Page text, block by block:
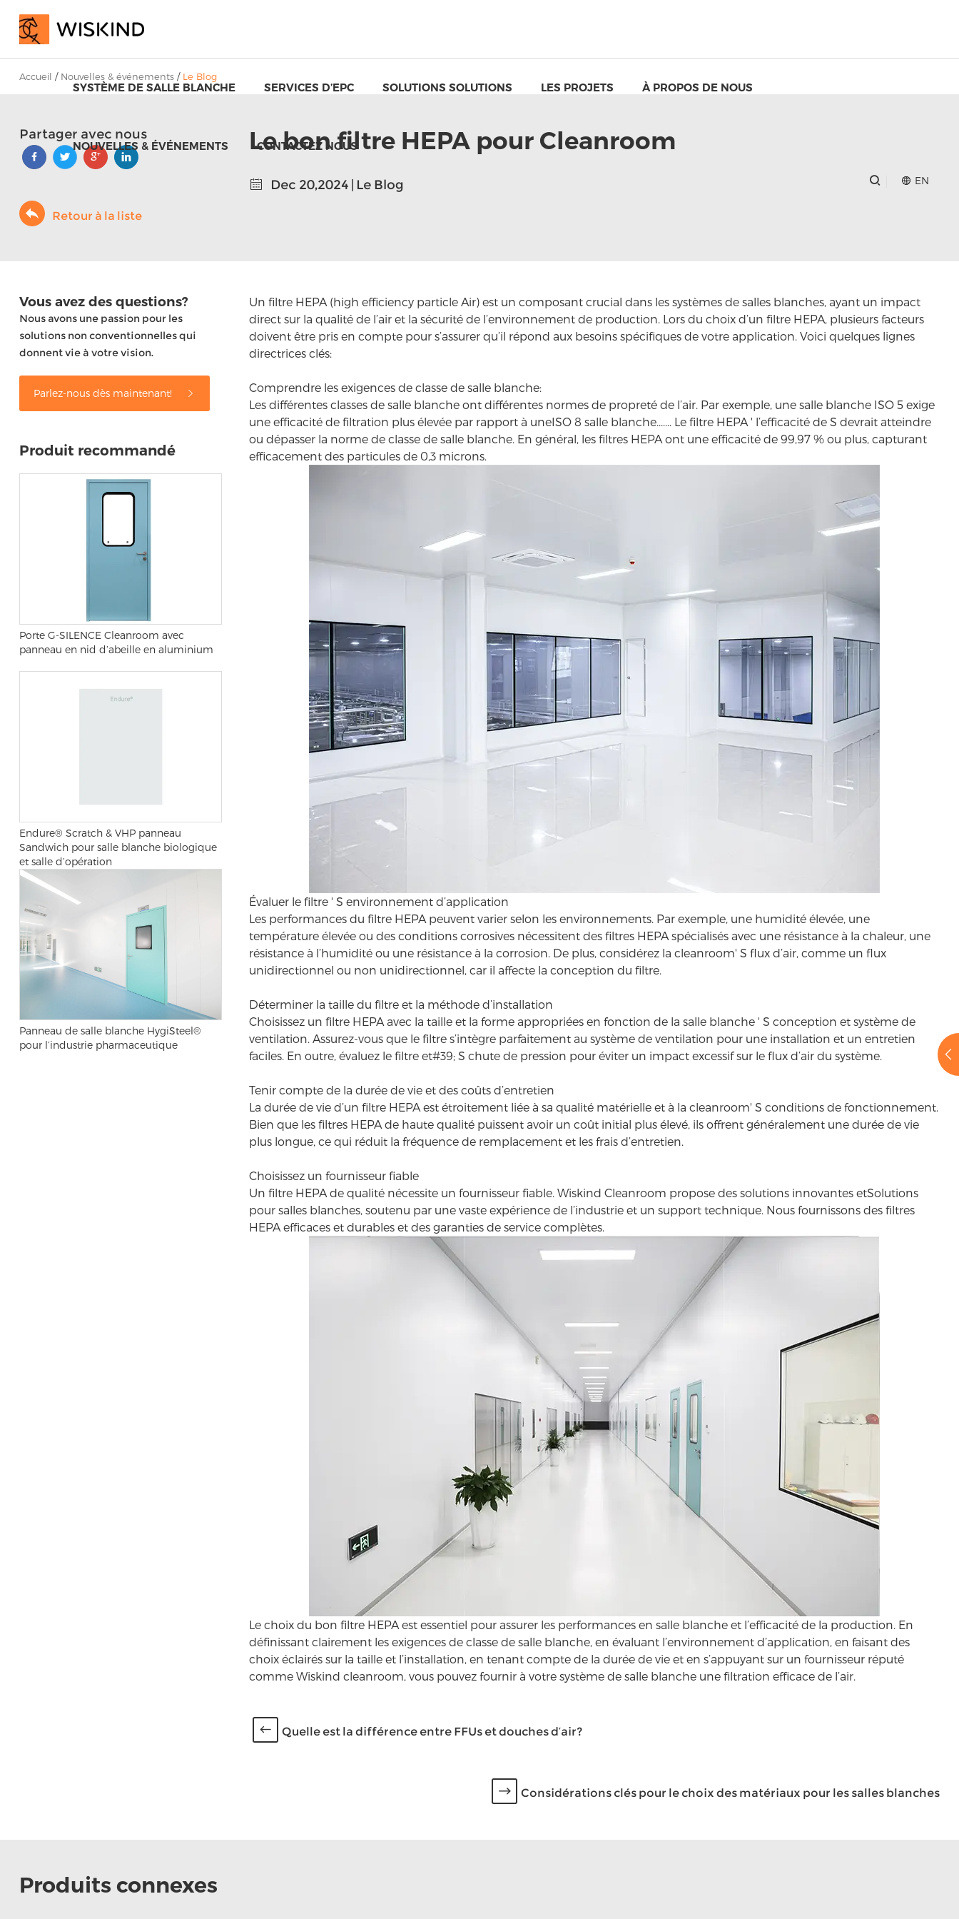
SYSTÈME DE SALLE BLANCHE SERVICES D’EPC SOLUTIONS SOLUTIONS LES PROJETS À PROPOS DE NOUS
NOUVELLES & ÉVÉNEMENTS CONTACTEZ NOUS
EN
Accueil / Nouvelles & événements/ Le Blog
Le bon filtre HEPA pour Cleanroom
Dec 20,2024 | Le Blog
Partager avec nous
Retour à la liste
Vous avez des questions?
Nous avons une passion pour les
solutions non conventionnelles qui
donnent vie à votre vision.
Parlez-nous dès maintenant!
Produit recommandé
Porte G-SILENCE Cleanroom avec
panneau en nid d’abeille en aluminium
Endure® Scratch & VHP panneau
Sandwich pour salle blanche biologique
et salle d’opération
Panneau de salle blanche HygiSteel®
pour l’industrie pharmaceutique
Un filtre HEPA (high efficiency particle Air) est un composant crucial dans les systèmes de salles blanches, ayant un impact
direct sur la qualité de l’air et la sécurité de l’environnement de production. Lors du choix d’un filtre HEPA, plusieurs facteurs
doivent être pris en compte pour s’assurer qu’il répond aux besoins spécifiques de votre application. Voici quelques lignes
directrices clés:
Comprendre les exigences de classe de salle blanche:
Les différentes classes de salle blanche ont différentes normes de propreté de l’air. Par exemple, une salle blanche ISO 5 exige
une efficacité de filtration plus élevée par rapport à uneISO 8 salle blanche....... Le filtre HEPA ' l’efficacité de S devrait atteindre
ou dépasser la norme de classe de salle blanche. En général, les filtres HEPA ont une efficacité de 99,97 % ou plus, capturant
efficacement des particules de 0,3 microns.
Évaluer le filtre ' S environnement d’application
Les performances du filtre HEPA peuvent varier selon les environnements. Par exemple, une humidité élevée, une
température élevée ou des conditions corrosives nécessitent des filtres HEPA spécialisés avec une résistance à la chaleur, une
résistance à l’humidité ou une résistance à la corrosion. De plus, considérez la cleanroom' S flux d’air, comme un flux
unidirectionnel ou non unidirectionnel, car il affecte la conception du filtre.
Déterminer la taille du filtre et la méthode d’installation
Choisissez un filtre HEPA avec la taille et la forme appropriées en fonction de la salle blanche ' S conception et système de
ventilation. Assurez-vous que le filtre s’intègre parfaitement au système de ventilation pour une installation et un entretien
faciles. En outre, évaluez le filtre et#39; S chute de pression pour éviter un impact excessif sur le flux d’air du système.
Tenir compte de la durée de vie et des coûts d’entretien
La durée de vie d’un filtre HEPA est étroitement liée à sa qualité matérielle et à la cleanroom' S conditions de fonctionnement.
Bien que les filtres HEPA de haute qualité puissent avoir un coût initial plus élevé, ils offrent généralement une durée de vie
plus longue, ce qui réduit la fréquence de remplacement et les frais d’entretien.
Choisissez un fournisseur fiable
Un filtre HEPA de qualité nécessite un fournisseur fiable. Wiskind Cleanroom propose des solutions innovantes etSolutions
pour salles blanches, soutenu par une vaste expérience de l’industrie et un support technique. Nous fournissons des filtres
HEPA efficaces et durables et des garanties de service complètes.
Le choix du bon filtre HEPA est essentiel pour assurer les performances en salle blanche et l’efficacité de la production. En
définissant clairement les exigences de classe de salle blanche, en évaluant l’environnement d’application, en faisant des
choix éclairés sur la taille et l’installation, en tenant compte de la durée de vie et en s’appuyant sur un fournisseur réputé
comme Wiskind cleanroom, vous pouvez fournir à votre système de salle blanche une filtration efficace de l’air.
Quelle est la différence entre FFUs et douches d’air?
Considérations clés pour le choix des matériaux pour les salles blanches
Produits connexes